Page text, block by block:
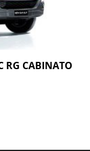
RG CABINATO